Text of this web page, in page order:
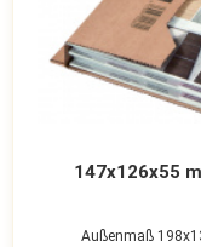
147x126x55
Außenmaß